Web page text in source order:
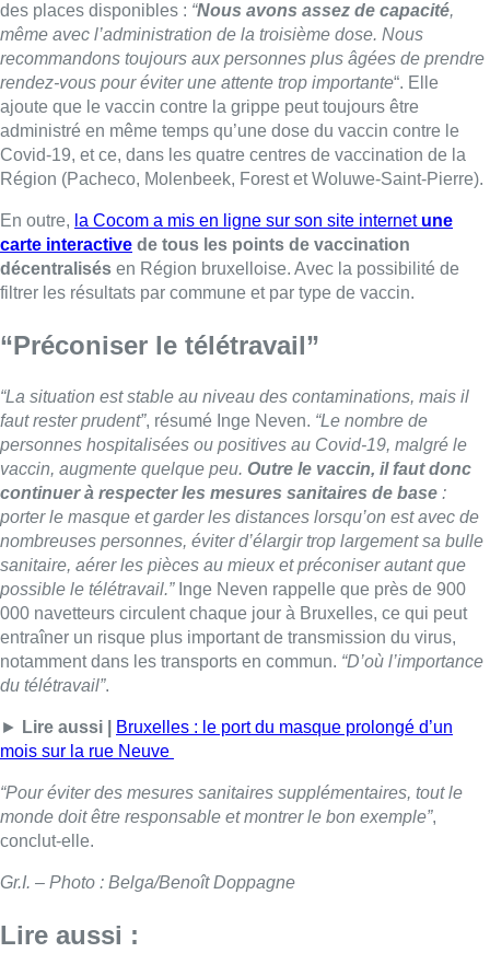
des places disponibles : “Nous avons assez de capacité,
même avec l’administration de la troisième dose. Nous
recommandons toujours aux personnes plus âgées de prendre
rendez-vous pour éviter une attente trop importante“. Elle
ajoute que le vaccin contre la grippe peut toujours être
administré en même temps qu’une dose du vaccin contre le
Covid-19, et ce, dans les quatre centres de vaccination de la
Région (Pacheco, Molenbeek, Forest et Woluwe-Saint-Pierre).
En outre, la Cocom a mis en ligne sur son site internet une
carte interactive de tous les points de vaccination
décentralisés en Région bruxelloise. Avec la possibilité de
filtrer les résultats par commune et par type de vaccin.
“Préconiser le télétravail”
“La situation est stable au niveau des contaminations, mais il
faut rester prudent”, résumé Inge Neven. “Le nombre de
personnes hospitalisées ou positives au Covid-19, malgré le
vaccin, augmente quelque peu. Outre le vaccin, il faut donc
continuer à respecter les mesures sanitaires de base :
porter le masque et garder les distances lorsqu’on est avec de
nombreuses personnes, éviter d’élargir trop largement sa bulle
sanitaire, aérer les pièces au mieux et préconiser autant que
possible le télétravail.”Inge Neven rappelle que près de 900
000 navetteurs circulent chaque jour à Bruxelles, ce qui peut
entraîner un risque plus important de transmission du virus,
notamment dans les transports en commun. “D’où l’importance
du télétravail”.
► Lire aussi |
Bruxelles : le port du masque prolongé d’un
mois sur la rue Neuve
“Pour éviter des mesures sanitaires supplémentaires, tout le
monde doit être responsable et montrer le bon exemple”,
conclut-elle.
Gr.I. – Photo : Belga/Benoît Doppagne
Lire aussi :